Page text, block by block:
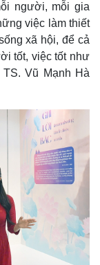
người, mỗi gia
việc làm thiết
xã hội, để cả
tốt, việc tốt như
Vũ Mạnh Hà